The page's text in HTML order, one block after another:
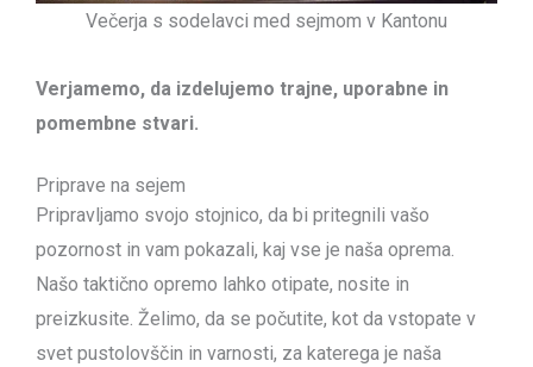
Večerja s sodelavci med sejmom v Kantonu
Verjamemo, da izdelujemo trajne, uporabne in
pomembne stvari.
Priprave na sejem
Pripravljamo svojo stojnico, da bi pritegnili vašo
pozornost in vam pokazali, kaj vse je naša oprema.
Našo taktično opremo lahko otipate, nosite in
preizkusite. Želimo, da se počutite, kot da vstopate v
svet pustolovščin in varnosti, za katerega je naša